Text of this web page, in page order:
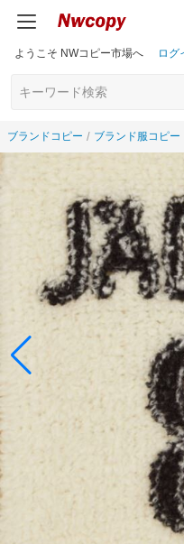
ようこそ NWコピー市場へ ログ
ブランドコピー ブランド服コピー